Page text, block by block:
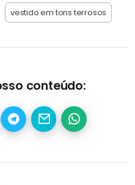
vestido em tons terrosos
conteúdo: